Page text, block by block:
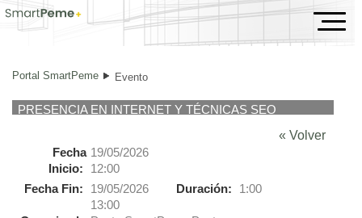
Evento
Portal SmartPeme Evento
PRESENCIA EN INTERNET Y TÉCNICAS SEO
« Volver
Fecha
Inicio:
19/05/2026
12:00
Fecha Fin:
19/05/2026
13:00
Duración: 1:00